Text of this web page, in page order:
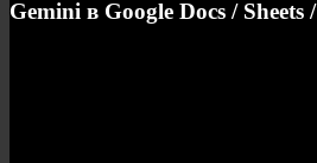
Gemini в Google Docs / Sheets